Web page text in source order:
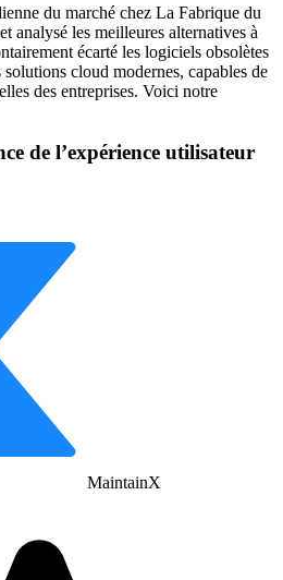
du marché chez La Fabrique du
analysé les meilleures alternatives à
écarté les logiciels obsolètes
cloud modernes, capables de
des entreprises. Voici notre
de l’expérience utilisateur
MaintainX